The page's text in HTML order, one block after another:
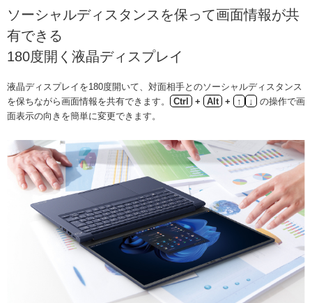
ソーシャルディスタンスを保って画面情報が共
有できる
180度開く液晶ディスプレイ
液晶ディスプレイを180度開いて、対面相手とのソーシャルディスタンス
を保ちながら画面情報を共有できます。
Ctrl + Alt + ↑ ↓
の操作で画
面表示の向きを簡単に変更できます。